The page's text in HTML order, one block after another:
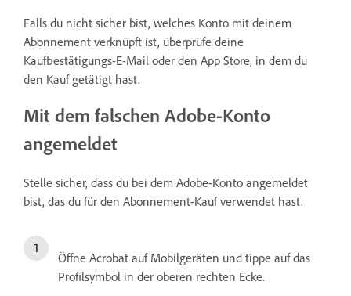
Falls du nicht sicher bist, welches Konto mit deinem
Abonnement verknüpft ist, überprüfe deine
Kaufbestätigungs-E-Mail oder den App Store, in dem du
den Kauf getätigt hast.
Mit dem falschen Adobe-Konto
angemeldet
Stelle sicher, dass du bei dem Adobe-Konto angemeldet
bist, das du für den Abonnement-Kauf verwendet hast.
Öffne Acrobat auf Mobilgeräten und tippe auf das
Profilsymbol in der oberen rechten Ecke.